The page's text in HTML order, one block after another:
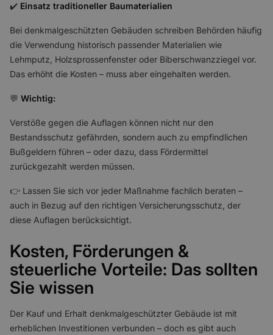
✔️ Einsatz traditioneller Baumaterialien
Bei denkmalgeschützten Gebäuden schreiben Behörden häufig
die Verwendung historisch passender Materialien wie
Lehmputz, Holzsprossenfenster oder Biberschwanzziegel vor.
Das erhöht die Kosten – muss aber eingehalten werden.
💬 Wichtig:
Verstöße gegen die Auflagen können nicht nur den
Bestandsschutz gefährden, sondern auch zu empfindlichen
Bußgeldern führen – oder dazu, dass Fördermittel
zurückgezahlt werden müssen.
👉 Lassen Sie sich vor jeder Maßnahme fachlich beraten –
auch in Bezug auf den richtigen Versicherungsschutz, der
diese Auflagen berücksichtigt.
Kosten, Förderungen &
steuerliche Vorteile: Das sollten
Sie wissen
Der Kauf und Erhalt denkmalgeschützter Gebäude ist mit
erheblichen Investitionen verbunden – doch es gibt auch